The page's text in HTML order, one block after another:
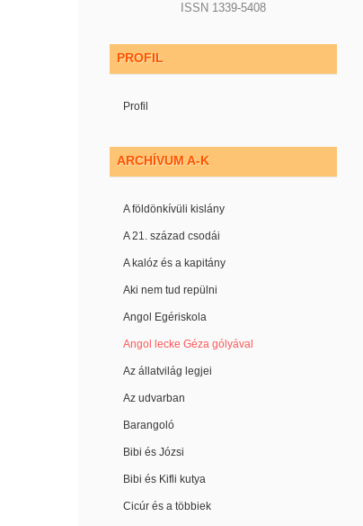
ISSN 1339-5408
PROFIL
Profil
ARCHÍVUM A-K
A földönkívüli kislány
A 21. század csodái
A kalóz és a kapitány
Aki nem tud repülni
Angol Egériskola
Angol lecke Géza gólyával
Az állatvilág legjei
Az udvarban
Barangoló
Bibi és Józsi
Bibi és Kifli kutya
Cicúr és a többiek